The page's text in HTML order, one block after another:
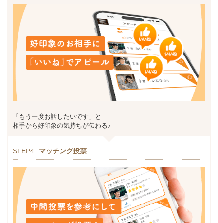
「もう一度お話したいです」と
相手から好印象の気持ちが伝わる♪
STEP4 マッチング投票